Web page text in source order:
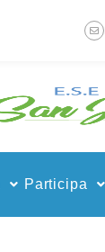
Participa